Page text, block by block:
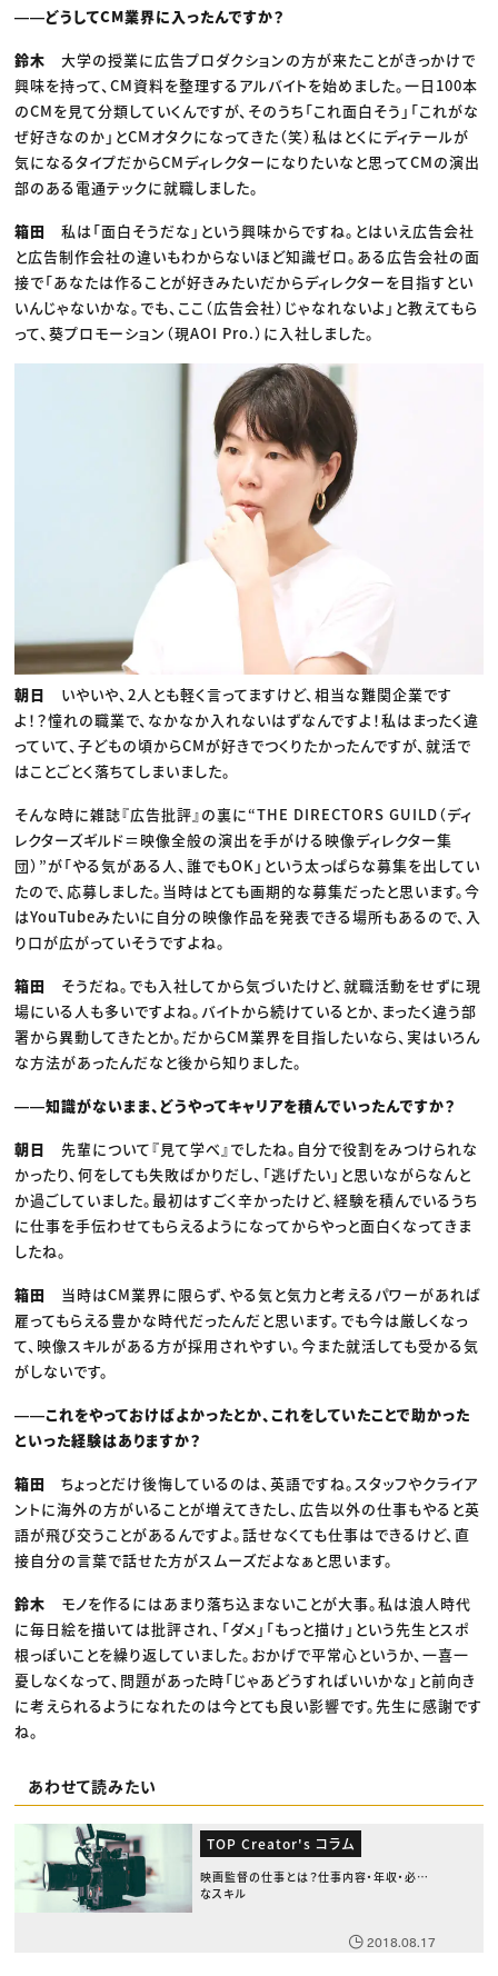
――どうしてCM業界に入ったんですか？
鈴木 大学の授業に広告プロダクションの方が来たことがきっかけで
興味を持って、CM資料を整理するアルバイトを始めました。一日100本
のCMを見て分類していくんですが、そのうち「これ面白そう」「これがな
ぜ好きなのか」とCMオタクになってきた（笑）私はとくにディテールが
気になるタイプだからCMディレクターになりたいなと思ってCMの演出
部のある電通テックに就職しました。
箱田
私は「面白そうだな」という興味からですね。とはいえ広告会社
と広告制作会社の違いもわからないほど知識ゼロ。ある広告会社の面
接で「あなたは作ることが好きみたいだからディレクターを目指すとい
いんじゃないかな。でも、ここ（広告会社）じゃなれないよ」と教えてもら
って、葵プロモーション（現AOI Pro.）に入社しました。
朝日
いやいや、2人とも軽く言ってますけど、相当な難関企業です
よ！？憧れの職業で、なかなか入れないはずなんですよ！私はまったく違
っていて、子どもの頃からCMが好きでつくりたかったんですが、就活で
はことごとく落ちてしまいました。
そんな時に雑誌『広告批評』の裏に“THE DIRECTORS GUILD（ディ
レクターズギルド＝映像全般の演出を手がける映像ディレクター集
団）”が「やる気がある人、誰でもOK」という太っぱらな募集を出してい
たので、応募しました。当時はとても画期的な募集だったと思います。今
はYouTubeみたいに自分の映像作品を発表できる場所もあるので、入
り口が広がっていそうですよね。
箱田
そうだね。でも入社してから気づいたけど、就職活動をせずに現
場にいる人も多いですよね。バイトから続けているとか、まったく違う部
署から異動してきたとか。だからCM業界を目指したいなら、実はいろん
な方法があったんだなと後から知りました。
――知識がないまま、どうやってキャリアを積んでいったんですか？
朝日
先輩について『見て学べ』でしたね。自分で役割をみつけられな
かったり、何をしても失敗ばかりだし、「逃げたい」と思いながらなんと
か過ごしていました。最初はすごく辛かったけど、経験を積んでいるうち
に仕事を手伝わせてもらえるようになってからやっと面白くなってきま
したね。
箱田
当時はCM業界に限らず、やる気と気力と考えるパワーがあれば
雇ってもらえる豊かな時代だったんだと思います。でも今は厳しくなっ
て、映像スキルがある方が採用されやすい。今また就活しても受かる気
がしないです。
――これをやっておけばよかったとか、これをしていたことで助かった
といった経験はありますか？
箱田
ちょっとだけ後悔しているのは、英語ですね。スタッフやクライア
ントに海外の方がいることが増えてきたし、広告以外の仕事もやると英
語が飛び交うことがあるんですよ。話せなくても仕事はできるけど、直
接自分の言葉で話せた方がスムーズだよなぁと思います。
鈴木 モノを作るにはあまり落ち込まないことが大事。私は浪人時代
に毎日絵を描いては批評され、「ダメ」「もっと描け」という先生とスポ
根っぽいことを繰り返していました。おかげで平常心というか、一喜一
憂しなくなって、問題があった時「じゃあどうすればいいかな」と前向き
に考えられるようになれたのは今とても良い影響です。先生に感謝です
ね。
あわせて読みたい
TOP Creator's コラム
映画監督の仕事とは？仕事内容・年収・必要
なスキル
2018.08.17